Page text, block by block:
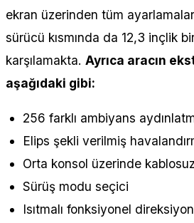
ekran üzerinden tüm
sürücü kısmında da 12,3 inçlik
karşılamakta. Ayrıca aracın
aşağıdaki gibi:
256 farklı ambiyans
Elips şekli verilmiş
Orta konsol üzerinde
Sürüş modu seçici
Isıtmalı fonksiyonel